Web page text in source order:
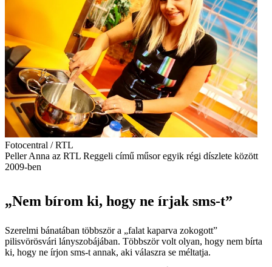
Fotocentral / RTL
Peller Anna az RTL Reggeli című műsor egyik régi díszlete között
2009-ben
„Nem bírom ki, hogy ne írjak sms-t”
Szerelmi bánatában többször a „falat kaparva zokogott”
pilisvörösvári lányszobájában. Többször volt olyan, hogy nem bírta
ki, hogy ne írjon sms-t annak, aki válaszra se méltatja.